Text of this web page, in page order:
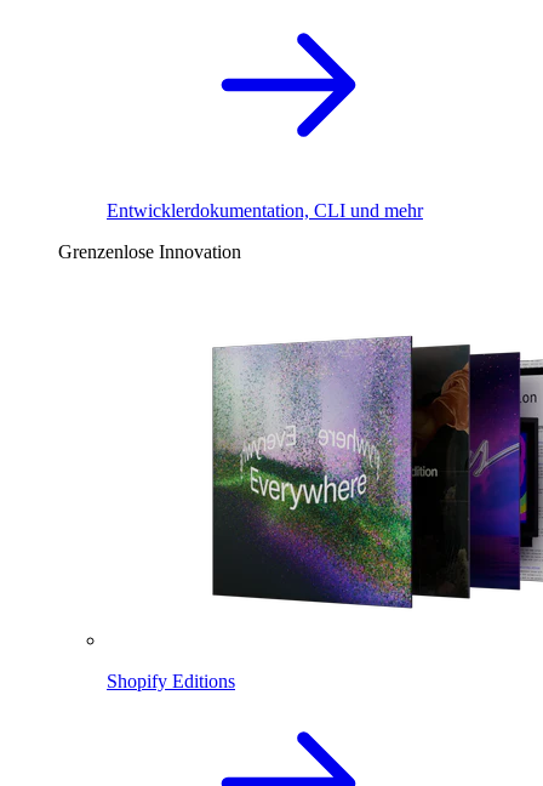
Entwicklerdokumentation, CLI und mehr
Grenzenlose Innovation
Shopify Editions